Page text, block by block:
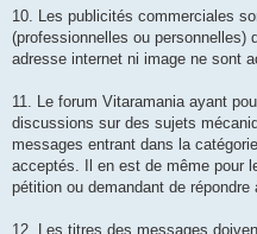
10. Les publicités commerciales
(professionnelles ou personnelles)
adresse internet ni image ne sont
11. Le forum Vitaramania ayant
discussions sur des sujets
messages entrant dans la
acceptés. Il en est de même pour
pétition ou demandant de répondre
12. Les titres des messages